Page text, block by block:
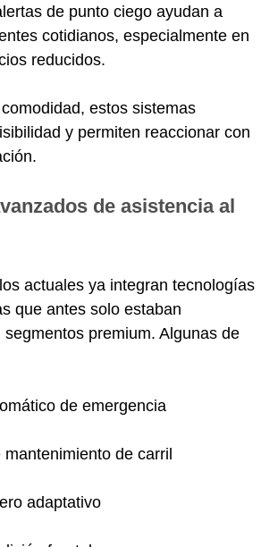
de punto ciego ayudan a
cotidianos, especialmente en
reducidos.
estos sistemas
y permiten reaccionar con
de asistencia al
actuales ya integran tecnologías
que antes solo estaban
premium. Algunas de
de emergencia
de carril
adaptativo